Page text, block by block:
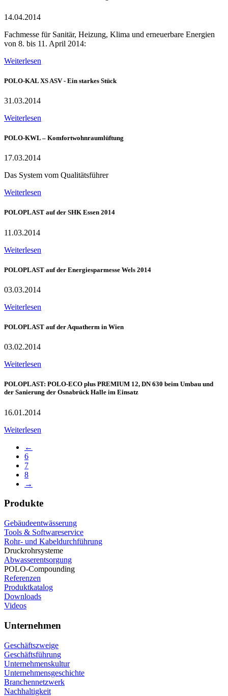
14.04.2014
Fachmesse für Sanitär, Heizung, Klima und erneuerbare Energien
von 8. bis 11. April 2014:
Weiterlesen
POLO-KAL XS ASV - Ein starkes Stück
31.03.2014
Weiterlesen
POLO-KWL – Komfortwohnraumlüftung
17.03.2014
Das System vom Qualitätsführer
Weiterlesen
POLOPLAST auf der SHK Essen 2014
11.03.2014
Weiterlesen
POLOPLAST auf der Energiesparmesse Wels 2014
03.03.2014
Weiterlesen
POLOPLAST auf der Aquatherm in Wien
03.02.2014
Weiterlesen
POLOPLAST: POLO-ECO plus PREMIUM 12, DN 630 beim Umbau und
der Sanierung der Osnabrück Halle im Einsatz
16.01.2014
Weiterlesen
←
6
7
8
→
Produkte
Gebäudeentwässerung
Tools & Softwareservice
Rohr- und Kabeldurchführung
Druckrohrsysteme
Abwasserentsorgung
POLO-Compounding
Referenzen
Produktkatalog
Downloads
Videos
Unternehmen
Geschäftszweige
Geschäftsführung
Unternehmenskultur
Unternehmensgeschichte
Branchennetzwerk
Nachhaltigkeit